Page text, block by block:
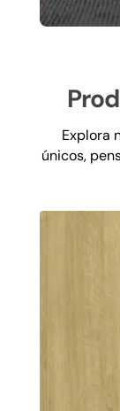
Explora
únicos,